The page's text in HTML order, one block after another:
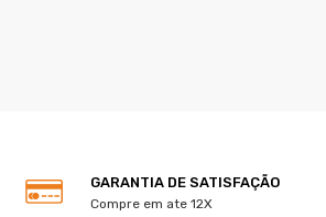
GARANTIA DE SATISFAÇÃO
Compre em ate 12X